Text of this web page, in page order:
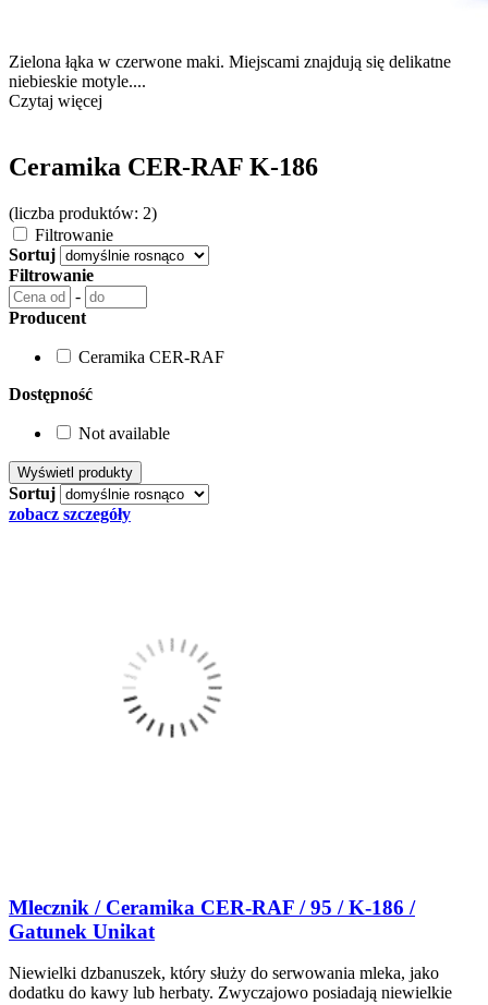
Zielona łąka w czerwone maki. Miejscami znajdują się delikatne
niebieskie motyle....
Czytaj więcej
Ceramika CER-RAF K-186
(liczba produktów: 2)
Filtrowanie
Sortuj
Filtrowanie
-
Producent
Ceramika CER-RAF
Dostępność
Not available
Sortuj
zobacz szczegóły
Mlecznik / Ceramika CER-RAF / 95 / K-186 /
Gatunek Unikat
Niewielki dzbanuszek, który służy do serwowania mleka, jako
dodatku do kawy lub herbaty. Zwyczajowo posiadają niewielkie